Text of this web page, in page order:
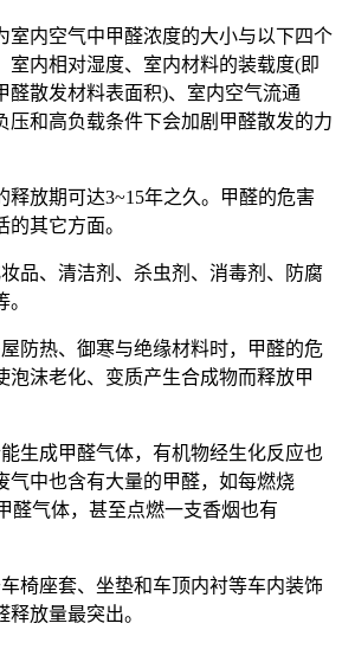
内空气中甲醛浓度的大小与以下四个
室内相对湿度、室内材料的装载度(即
醛散发材料表面积)、室内空气流通
压和高负载条件下会加剧甲醛散发的力
放期可达3~15年之久。甲醛的危害
其它方面。
、清洁剂、杀虫剂、消毒剂、防腐
热、御寒与绝缘材料时，甲醛的危
泡沫老化、变质产生合成物而释放甲
成甲醛气体，有机物经生化反应也
气中也含有大量的甲醛，如每燃烧
醛气体，甚至点燃一支香烟也有
座套、坐垫和车顶内衬等车内装饰
放量最突出。